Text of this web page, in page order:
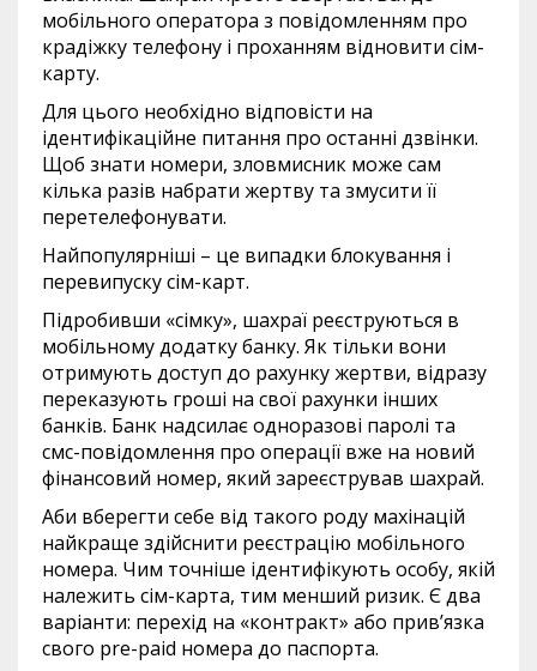
мобільного оператора з повідомленням про
крадіжку телефону і проханням відновити сім-
карту.
Для цього необхідно відповісти на
ідентифікаційне питання про останні дзвінки.
Щоб знати номери, зловмисник може сам
кілька разів набрати жертву та змусити її
перетелефонувати.
Найпопулярніші – це випадки блокування і
перевипуску сім-карт.
Підробивши «сімку», шахраї реєструються в
мобільному додатку банку. Як тільки вони
отримують доступ до рахунку жертви, відразу
переказують гроші на свої рахунки інших
банків. Банк надсилає одноразові паролі та
смс-повідомлення про операції вже на новий
фінансовий номер, який зареєстрував шахрай.
Аби вберегти себе від такого роду махінацій
найкраще здійснити реєстрацію мобільного
номера. Чим точніше ідентифікують особу, якій
належить сім-карта, тим менший ризик. Є два
варіанти: перехід на «контракт» або прив’язка
свого pre-paid номера до паспорта.